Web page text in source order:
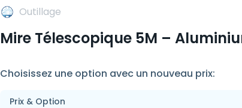
Outillage
Mire Télescopique 5M –
Choisissez une option avec un nouveau prix:
Prix & Option